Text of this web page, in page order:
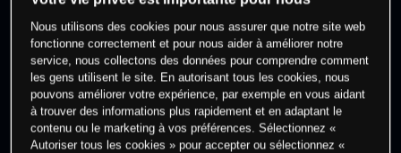
cet actif
Commencez à trader
Nous utilisons des cookies pour nous assurer que notre site web
fonctionne correctement et pour nous aider à améliorer notre
service, nous collectons des données pour comprendre comment
les gens utilisent le site. En autorisant tous les cookies, nous
pouvons améliorer votre expérience, par exemple en vous aidant
à trouver des informations plus rapidement et en adaptant le
contenu ou le marketing à vos préférences. Sélectionnez «
Autoriser tous les cookies » pour accepter ou sélectionnez «